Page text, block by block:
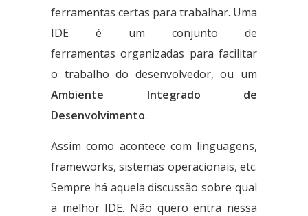
ferramentas certas para trabalhar. Uma
IDE é um conjunto de
ferramentas organizadas para facilitar
o trabalho do desenvolvedor, ou um
Ambiente Integrado de
Desenvolvimento.
Assim como acontece com linguagens,
frameworks, sistemas operacionais, etc.
Sempre há aquela discussão sobre qual
a melhor IDE. Não quero entra nessa